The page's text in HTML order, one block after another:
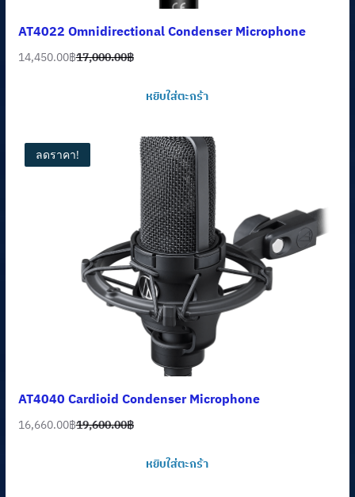
AT4022 Omnidirectional Condenser Microphone
17,000.00฿
Original
14,450.00฿
Current
หยิบใส่ตะกร้า
ลดราคา!
AT4040 Cardioid Condenser Microphone
19,600.00฿
Original
16,660.00฿
Current
หยิบใส่ตะกร้า